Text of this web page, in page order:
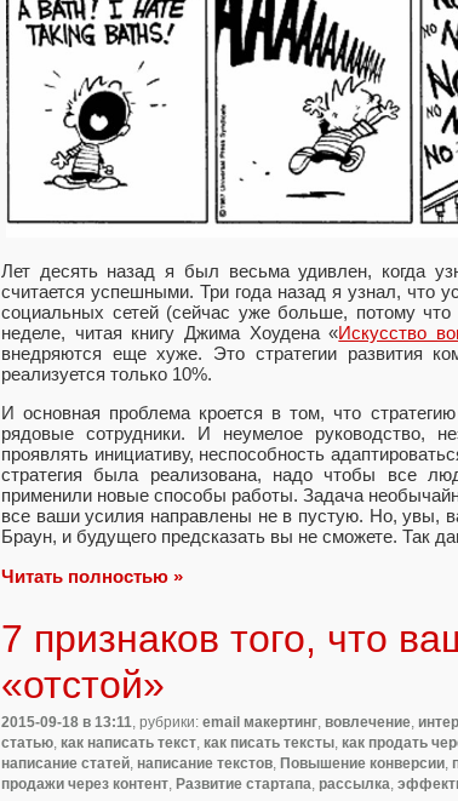
Лет десять назад я был весьма удивлен, когда
считается успешными. Три года назад я узнал, что
социальных сетей (сейчас уже больше, потому
неделе, читая книгу Джима Хоудена «Искусство
внедряются еще хуже. Это стратегии развития
реализуется только 10%.
И основная проблема кроется в том, что
рядовые сотрудники. И неумелое руководство,
проявлять инициативу, неспособность
стратегия была реализована, надо чтобы все
применили новые способы работы. Задача
все ваши усилия направлены не в пустую. Но, увы,
Браун, и будущего предсказать вы не сможете. Так
Читать полностью »
7 признаков того, что
«отстой»
2015-09-18 в 13:11 , рубрики: email макертинг вовлечение
статью как написать текст как писать тексты как продать
написание статей написание текстов Повышение конверсии
продажи через контент Развитие стартапа рассылка